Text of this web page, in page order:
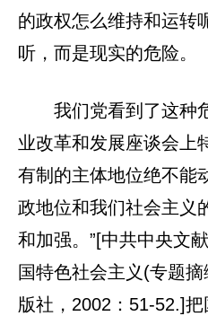
的政权怎么维持和运转
听，而是现实的危险。
我们党看到了这种
业改革和发展座谈会上
有制的主体地位绝不能
政地位和我们社会主义
和加强。”[中共中央文
国特色社会主义(专题
版社，2002：51-52.]